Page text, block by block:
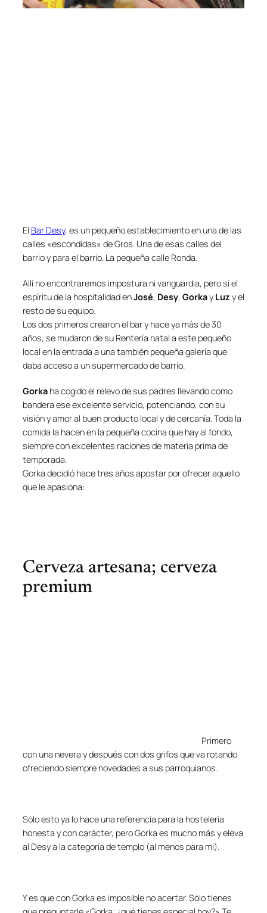
El Bar Desy, es un pequeño establecimiento en una de las
calles «escondidas» de Gros. Una de esas calles del
barrio y para el barrio. La pequeña calle Ronda.
Allí no encontraremos impostura ni vanguardia, pero sí el
espíritu de la hospitalidad enJosé, Desy, Gorkay Luz y el
resto de su equipo.
Los dos primeros crearon el bar y hace ya más de 30
años, se mudaron de su Rentería natal a este pequeño
local en la entrada a una también pequeña galería que
daba acceso a un supermercado de barrio.
Gorka ha cogido el relevo de sus padres llevando como
bandera ese excelente servicio, potenciando, con su
visión y amor al buen producto local y de cercanía. Toda la
comida la hacen en la pequeña cocina que hay al fondo,
siempre con excelentes raciones de materia prima de
temporada.
Gorka decidió hace tres años apostar por ofrecer aquello
que le apasiona:
Cerveza artesana; cerveza
premium
Primero
con una nevera y después con dos grifos que va rotando
ofreciendo siempre novedades a sus parroquianos.
Sólo esto ya lo hace una referencia para la hostelería
honesta y con carácter, pero Gorka es mucho más y eleva
al Desy a la categoría de templo (al menos para mi).
Y es que con Gorka es imposible no acertar. Sólo tienes